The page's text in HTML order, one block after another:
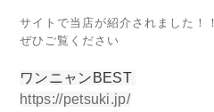
サイトで当店が紹介されました！！
ぜひご覧ください
ワンニャンBEST
https://petsuki.jp/